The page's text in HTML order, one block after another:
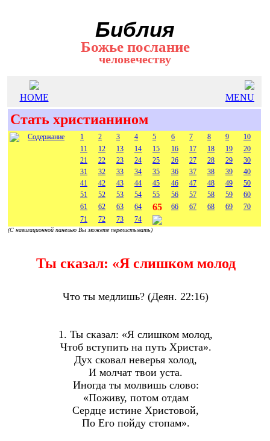
Библия
Божье послание
человечеству
HOME MENU
Стать христианином
Содержание 1 2 3 4 5 6 7 8 9
10
11
12 13 14 15 16 17 18 19
20
21
22 23 24 25 26 27 28 29
30
31
32 33 34 35 36 37 38 39
40
41
42 43 44 45 46 47 48 49
50
51
52 53 54 55 56 57 58 59
60
61
62 63 64 65 66 67 68 69
70
71
72 73 74
(С навигационной панелью Вы можете перелистывать)
Ты сказал: «Я слишком молод
Что ты медлишь? (Деян. 22:16)
1. Ты сказал: «Я слишком молод,
Чтоб вступить на путь Христа».
Дух сковал неверья холод,
И молчат твои уста.
Иногда ты молвишь слово:
«Поживу, потом отдам
Сердце истине Христовой,
По Его пойду стопам».